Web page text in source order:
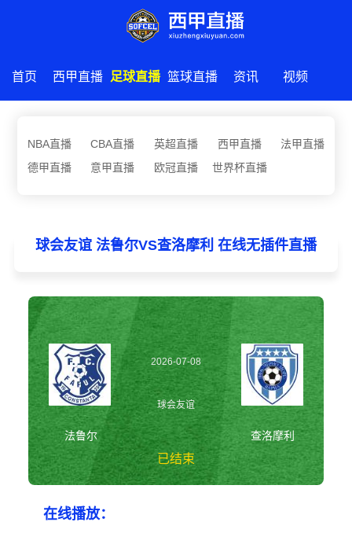
首页 西甲直播 足球直播 篮球直播 资讯 视频
NBA直播 CBA直播 英超直播 西甲直播
法甲直播
德甲直播
意甲直播 欧冠直播 世界杯直播
球会友谊 法鲁尔VS查洛摩利 在线无插件直播
法鲁尔
2026-07-08
22:00:00
球会友谊
已结束
查洛摩利
在线播放：